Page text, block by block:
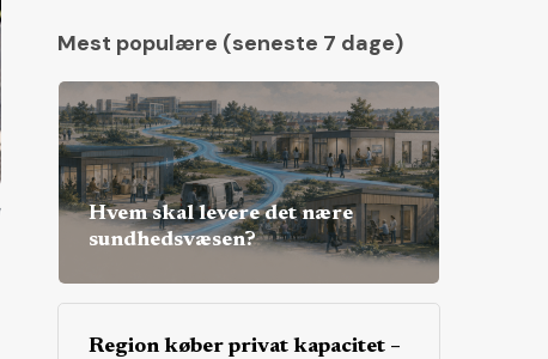
Mest populære (seneste 7 dage)
Hvem skal levere det nære
sundhedsvæsen?
Region køber privat kapacitet –